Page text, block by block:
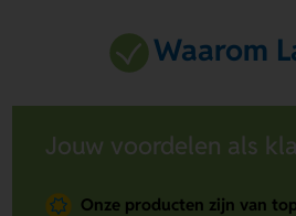
Waarom
Jouw voordelen als
Onze producten zijn van